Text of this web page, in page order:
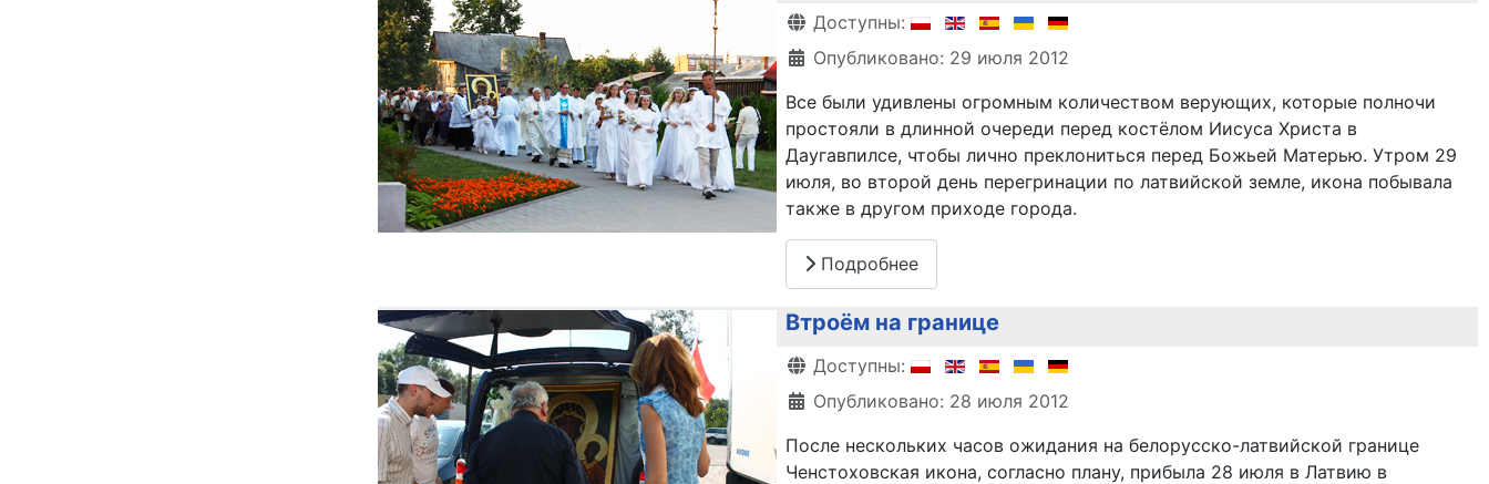
Информация о материале
Доступны:
Опубликовано: 29 июля 2012
Все были удивлены огромным количеством верующих, которые полночи
простояли в длинной очереди перед костёлом Иисуса Христа в
Даугавпилсе, чтобы лично преклониться перед Божьей Матерью. Утром 29
июля, во второй день перегринации по латвийской земле, икона побывала
также в другом приходе города.
Подробнее
Втроём на границе
Информация о материале
Доступны:
Опубликовано: 28 июля 2012
После нескольких часов ожидания на белорусско-латвийской границе
Ченстоховская икона, согласно плану, прибыла 28 июля в Латвию в